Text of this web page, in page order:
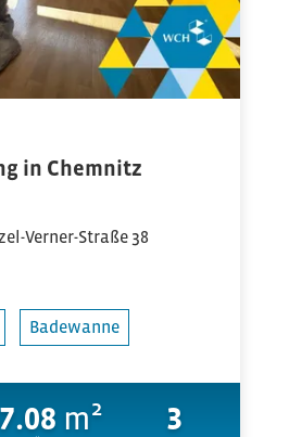
in Chemnitz
Verner-Straße 38
Badewanne
m² 3